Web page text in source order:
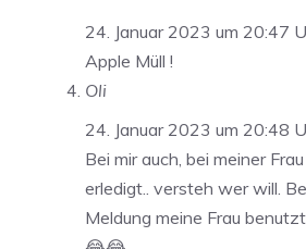
24. Januar 2023 um 20:47
Apple Müll !
Oli
24. Januar 2023 um 20:48
Bei mir auch, bei meiner
erledigt.. versteh wer will.
Meldung meine Frau